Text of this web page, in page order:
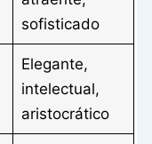
sofisticado
Elegante,
intelectual,
aristocrático